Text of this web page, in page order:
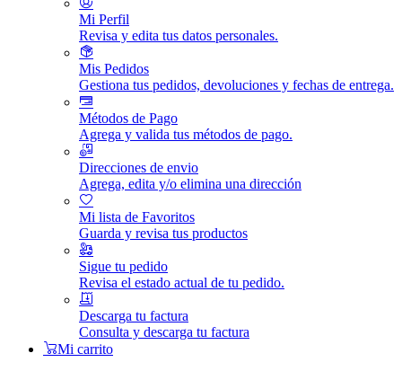
Mi Perfil
Revisa y edita tus datos personales.
Mis Pedidos
Gestiona tus pedidos, devoluciones y fechas de entrega.
Métodos de Pago
Agrega y valida tus métodos de pago.
Direcciones de envio
Agrega, edita y/o elimina una dirección
Mi lista de Favoritos
Guarda y revisa tus productos
Sigue tu pedido
Revisa el estado actual de tu pedido.
Descarga tu factura
Consulta y descarga tu factura
Mi carrito